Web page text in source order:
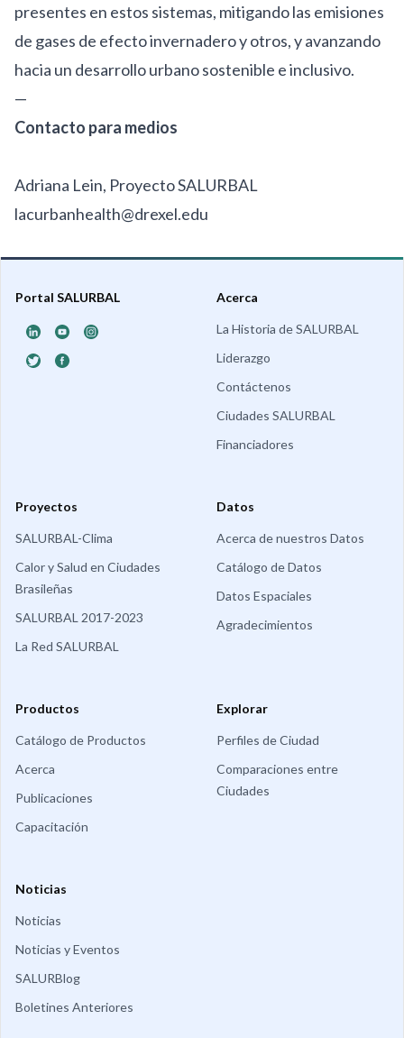
presentes en estos sistemas, mitigando las emisiones
de gases de efecto invernadero y otros, y avanzando
hacia un desarrollo urbano sostenible e inclusivo.
—
Contacto para medios
Adriana Lein, Proyecto SALURBAL
lacurbanhealth@drexel.edu
Portal SALURBAL Acerca
La Historia de SALURBAL
Liderazgo
Contáctenos
Ciudades SALURBAL
Financiadores
Proyectos
SALURBAL-Clima
Calor y Salud en Ciudades
Brasileñas
SALURBAL 2017-2023
La Red SALURBAL
Datos
Acerca de nuestros Datos
Catálogo de Datos
Datos Espaciales
Agradecimientos
Productos
Catálogo de Productos
Acerca
Publicaciones
Capacitación
Explorar
Perfiles de Ciudad
Comparaciones entre
Ciudades
Noticias
Noticias
Noticias y Eventos
SALURBlog
Boletines Anteriores